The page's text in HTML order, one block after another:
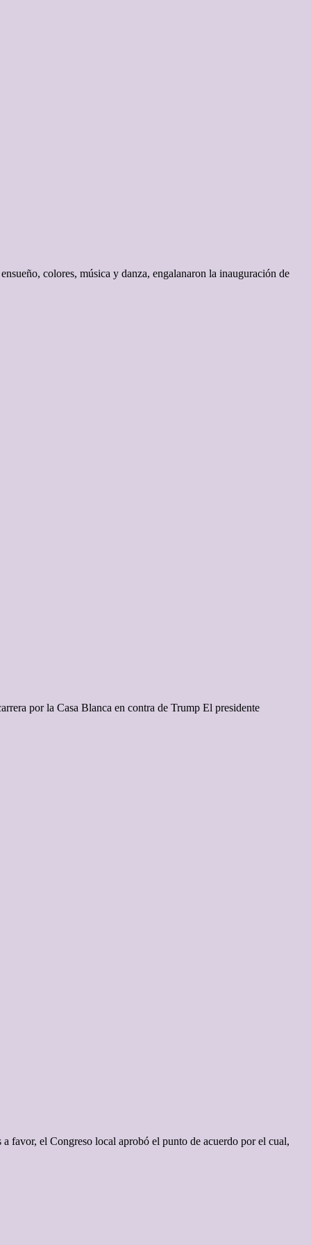
colores, música y danza, engalanaron la inauguración de
por la Casa Blanca en contra de Trump El presidente
favor, el Congreso local aprobó el punto de acuerdo por el cual,